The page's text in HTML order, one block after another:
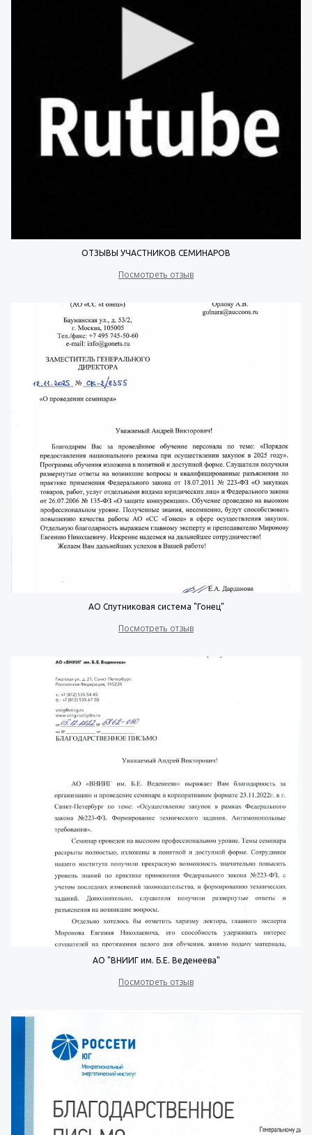
ОТЗЫВЫ УЧАСТНИКОВ СЕМИНАРОВ
Посмотреть отзыв
АО Спутниковая система "Гонец"
Посмотреть отзыв
АО "ВНИИГ им. Б.Е. Веденеева"
Посмотреть отзыв